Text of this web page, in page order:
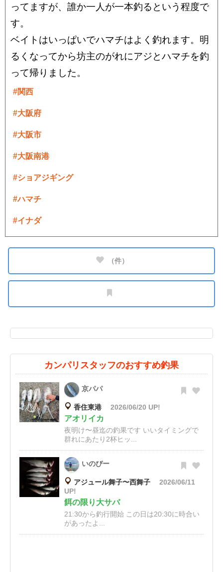
ってますが、誰か一人が一本釣るという程度で
す。
ベイトはいっぱいでハマチはよく釣れます。明
るくなってから坊主のがれにアジとハマチを釣
って帰りました。
#関西
#大阪府
#大阪市
#大阪南港
#ショアジギング
#ハマチ
#イナダ
（件）
カンパリスタッフのおすすめ釣果
京パパ
香住東港 2026/06/20 UP!
アオリイカ
夜明け〜昼迄の釣果です いいタイミングで
群れにあたり2杯ヒッ...
いのぴー
アジュール舞子〜西舞子
2026/06/11
UP!
餌の限り大サバ
21:30から釣行開始 この日は20:30に時合い
があったよ...